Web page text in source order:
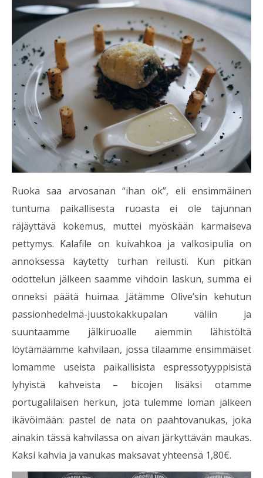
Ruoka saa arvosanan “ihan ok”, eli ensimmäinen
tuntuma paikallisesta ruoasta ei ole tajunnan
räjäyttävä kokemus, muttei myöskään karmaiseva
pettymys. Kalafile on kuivahkoa ja valkosipulia on
annoksessa käytetty turhan reilusti. Kun pitkän
odottelun jälkeen saamme vihdoin laskun, summa ei
onneksi päätä huimaa. Jätämme Olive’sin kehutun
passionhedelmä-juustokakkupalan väliin ja
suuntaamme jälkiruoalle aiemmin lähistöltä
löytämäämme kahvilaan, jossa tilaamme ensimmäiset
lomamme useista paikallisista espressotyyppisistä
lyhyistä kahveista – bicojen lisäksi otamme
portugalilaisen herkun, jota tulemme loman jälkeen
ikävöimään: pastel de nata on paahtovanukas, joka
ainakin tässä kahvilassa on aivan järkyttävän maukas.
Kaksi kahvia ja vanukas maksavat yhteensä 1,80€.